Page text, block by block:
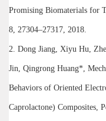
Promising Biomaterials for
8, 27304–27317, 2018.
2. Dong Jiang, Xiyu Hu,
Jin, Qingrong Huang*,
Behaviors of Oriented
Caprolactone) Composites,